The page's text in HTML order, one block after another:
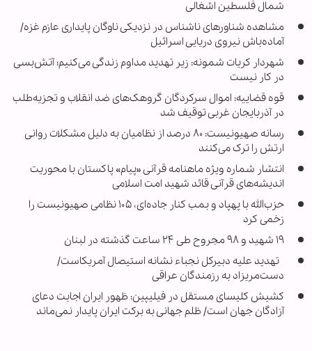
شمال فلسطین اشغالی
مشاهده شناورهای ناشناس در نزدیکی ناوگان پایداری عازم غزه/
آماده‌باش نیروی دریایی اسرائیل
شهردار کریات شمونه: زیر تهدید مداوم زندگی می‌کنیم؛ آتش‌بسی
در کار نیست
قوه قضاییه: اموال سرکردگان گروهک‌های ضد انقلاب و تجزیه‌طلب
در آذربایجان غربی توقیف شد
رسانه صهیونیست: ۸۰ درصد از نظامیان به دلیل مشکلات روانی
ارتش را ترک می‌کنند
انتشار شماره ویژه ماهنامه قرآنی «پیام» پاکستان با محوریت
اندیشه‌های قرآنی قائد شهید امت اسلامی
حزب‌الله با پهپاد و بمب کنار جاده‌ای، ۱۰۵ نظامی صهیونیست را
زخمی کرد
۱۹ شهید و ۹۸ مجروح طی ۲۴ ساعت گذشته در لبنان
تهدید علیه دبیرکل نجباء نشانه استیصال آمریکاست/
دست‌مریزاد به رزمندگان عراقی
کشیش کلیسای مستقل در فیلیپین: ظهور ایران اجابت دعای
آزادگان جهان است/ ظلم جهانی به برکت ایران پایدار نمی‌ماند